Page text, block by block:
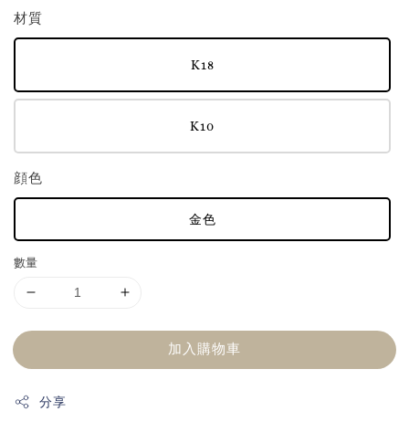
材質
K18
K10
顔色
金色
數量
加入購物車
分享